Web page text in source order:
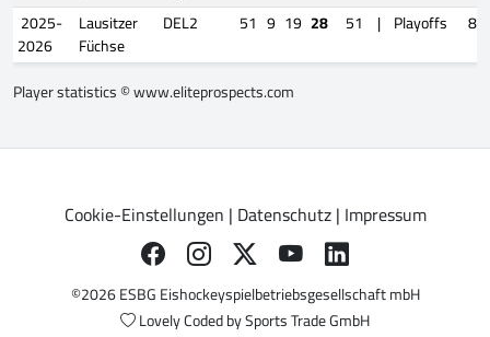
2025-
2026
Lausitzer
Füchse
DEL2 51 9 19 28 51 | Playoffs 8
Player statistics ©www.eliteprospects.com
Cookie-Einstellungen | Datenschutz| Impressum
©2026 ESBG Eishockeyspielbetriebsgesellschaft mbH
Lovely Coded bySports Trade GmbH